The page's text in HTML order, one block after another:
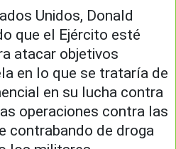
Unidos, Donald
que el Ejército esté
atacar objetivos
en lo que se trataría de
en su lucha contra
operaciones contra las
contrabando de droga